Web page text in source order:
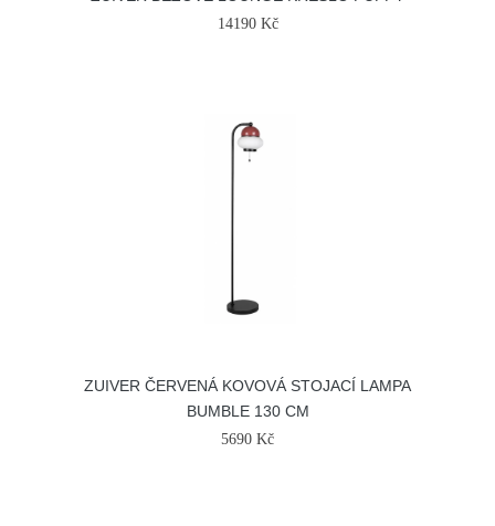
14190 Kč
ZUIVER ČERVENÁ KOVOVÁ STOJACÍ LAMPA
BUMBLE 130 CM
5690 Kč